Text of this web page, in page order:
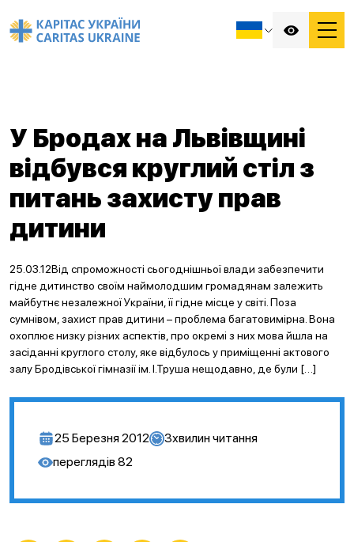
У Бродах на Львівщині
відбувся круглий стіл з
питань захисту прав
дитини
25.03.12Від спроможності сьогоднішньої влади забезпечити
гідне дитинство своїм наймолодшим громадянам залежить
майбутнє незалежної України, її гідне місце у світі. Поза
сумнівом, захист прав дитини – проблема багатовимірна. Вона
охоплює низку різних аспектів, про окремі з них мова йшла на
засіданні круглого столу, яке відбулось у приміщенні актового
залу Бродівської гімназії ім. І.Труша нещодавно, де були […]
25 Березня 2012 3хвилин читання
переглядів 82